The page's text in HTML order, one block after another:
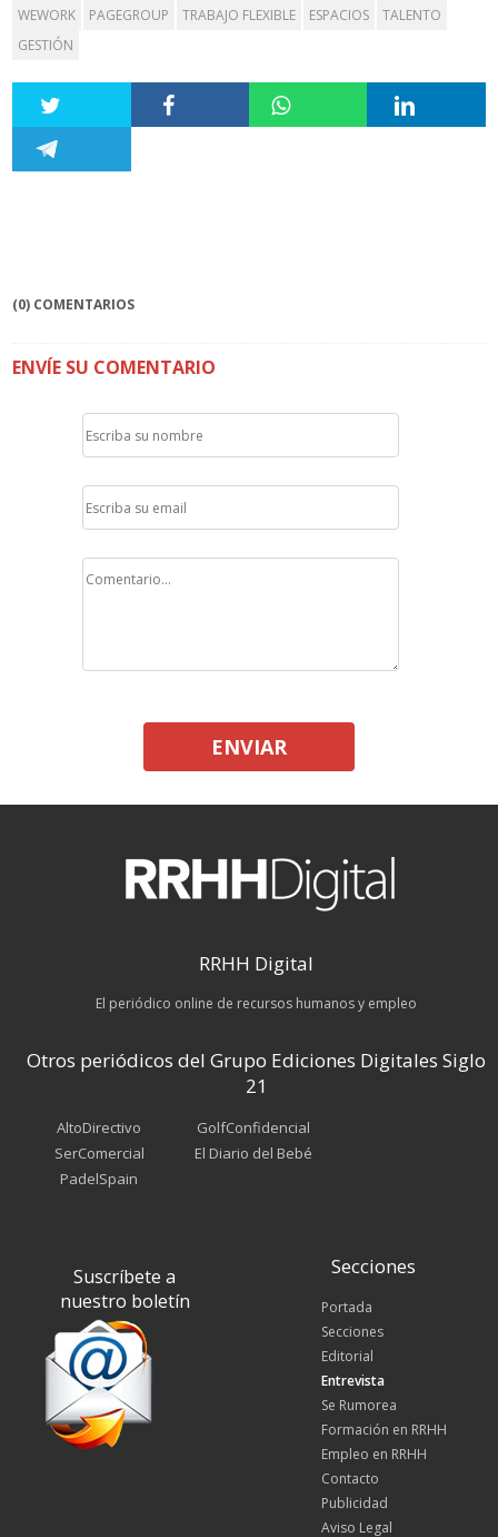
WEWORK PAGEGROUP TRABAJO FLEXIBLE ESPACIOS
TALENTO
GESTIÓN
(0) COMENTARIOS
ENVÍE SU COMENTARIO
ENVIAR
RRHH Digital
El periódico online de recursos humanos y empleo
Otros periódicos del Grupo Ediciones Digitales Siglo
21
AltoDirectivo
SerComercial
PadelSpain
GolfConfidencial
El Diario del Bebé
Suscríbete a
nuestro boletín
Secciones
Portada
Secciones
Editorial
Entrevista
Se Rumorea
Formación en RRHH
Empleo en RRHH
Contacto
Publicidad
Aviso Legal